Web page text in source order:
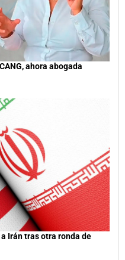
ahora abogada
Irán tras otra ronda de